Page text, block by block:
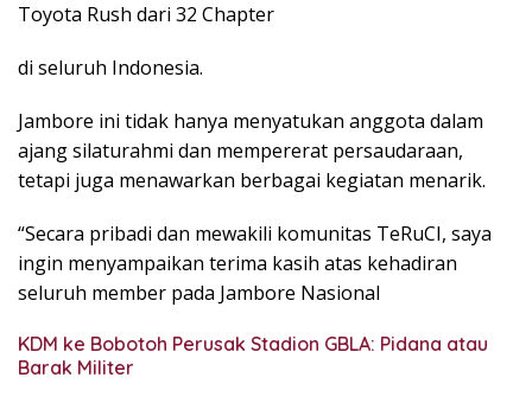
i
a
i
!
Toyota Rush dari 32 Chapter
di seluruh Indonesia.
Jambore ini tidak hanya menyatukan anggota dalam
ajang silaturahmi dan mempererat persaudaraan,
tetapi juga menawarkan berbagai kegiatan menarik.
“Secara pribadi dan mewakili komunitas TeRuCI, saya
ingin menyampaikan terima kasih atas kehadiran
seluruh member pada Jambore Nasional
KDM ke Bobotoh Perusak Stadion GBLA: Pidana atau
Barak Militer